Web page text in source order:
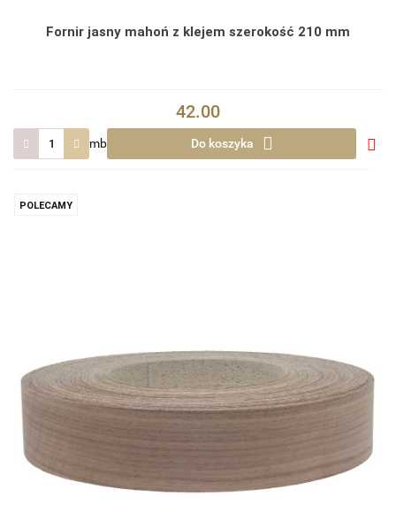
Fornir jasny mahoń z klejem szerokość 210 mm
42.00
mb Do koszyka
POLECAMY